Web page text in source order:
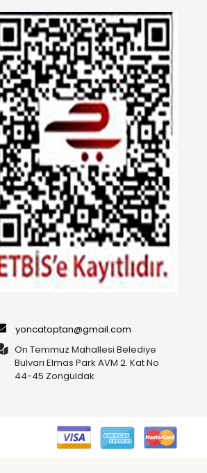
yoncatoptan@gmail.com
On Temmuz Mahallesi Belediye
Bulvarı Elmas Park AVM 2. Kat No
44-45 Zonguldak